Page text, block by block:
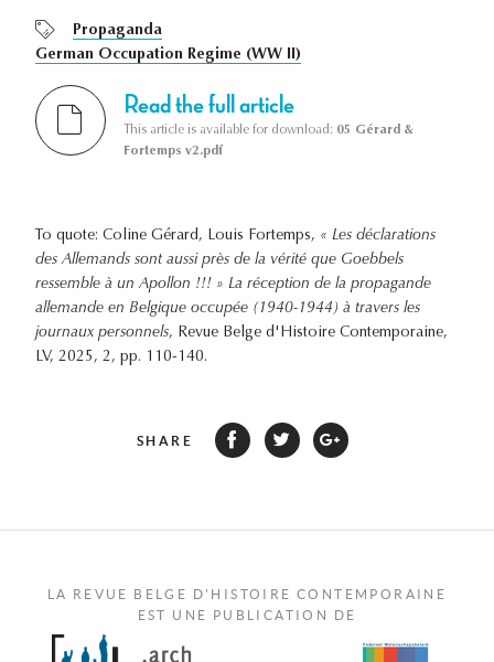
Propaganda
German Occupation Regime (WW II)
Read the full article
This article is available for download: 05 Gérard &
Fortemps v2.pdf
To quote: Coline Gérard, Louis Fortemps, « Les déclarations
des Allemands sont aussi près de la vérité que Goebbels
ressemble à un Apollon !!! » La réception de la propagande
allemande en Belgique occupée (1940-1944) à travers les
journaux personnels, Revue Belge d'Histoire Contemporaine,
LV, 2025, 2, pp. 110-140.
SHARE
LA REVUE BELGE D'HISTOIRE CONTEMPORAINE
EST UNE PUBLICATION DE